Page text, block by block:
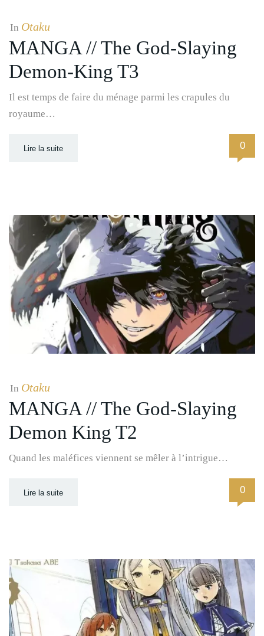
In Otaku
MANGA // The God-Slaying
Demon-King T3
Il est temps de faire du ménage parmi les crapules du
royaume…
Lire la suite 0
In Otaku
MANGA // The God-Slaying
Demon King T2
Quand les maléfices viennent se mêler à l’intrigue…
Lire la suite 0